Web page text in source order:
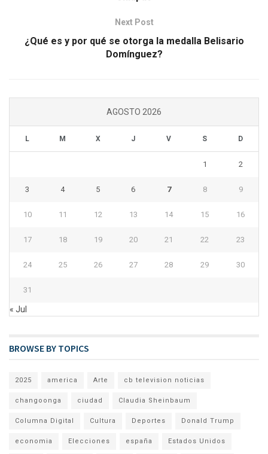
Next Post
¿Qué es y por qué se otorga la medalla Belisario
Domínguez?
AGOSTO 2026
L M X J V S D
1 2
3 4 5 6 7 8 9
10 11 12 13 14 15 16
17 18 19 20 21 22 23
24 25 26 27 28 29 30
31
« Jul
BROWSE BY TOPICS
2025 america Arte cb television noticias
changoonga ciudad Claudia Sheinbaum
Columna Digital Cultura Deportes Donald Trump
economia Elecciones españa Estados Unidos